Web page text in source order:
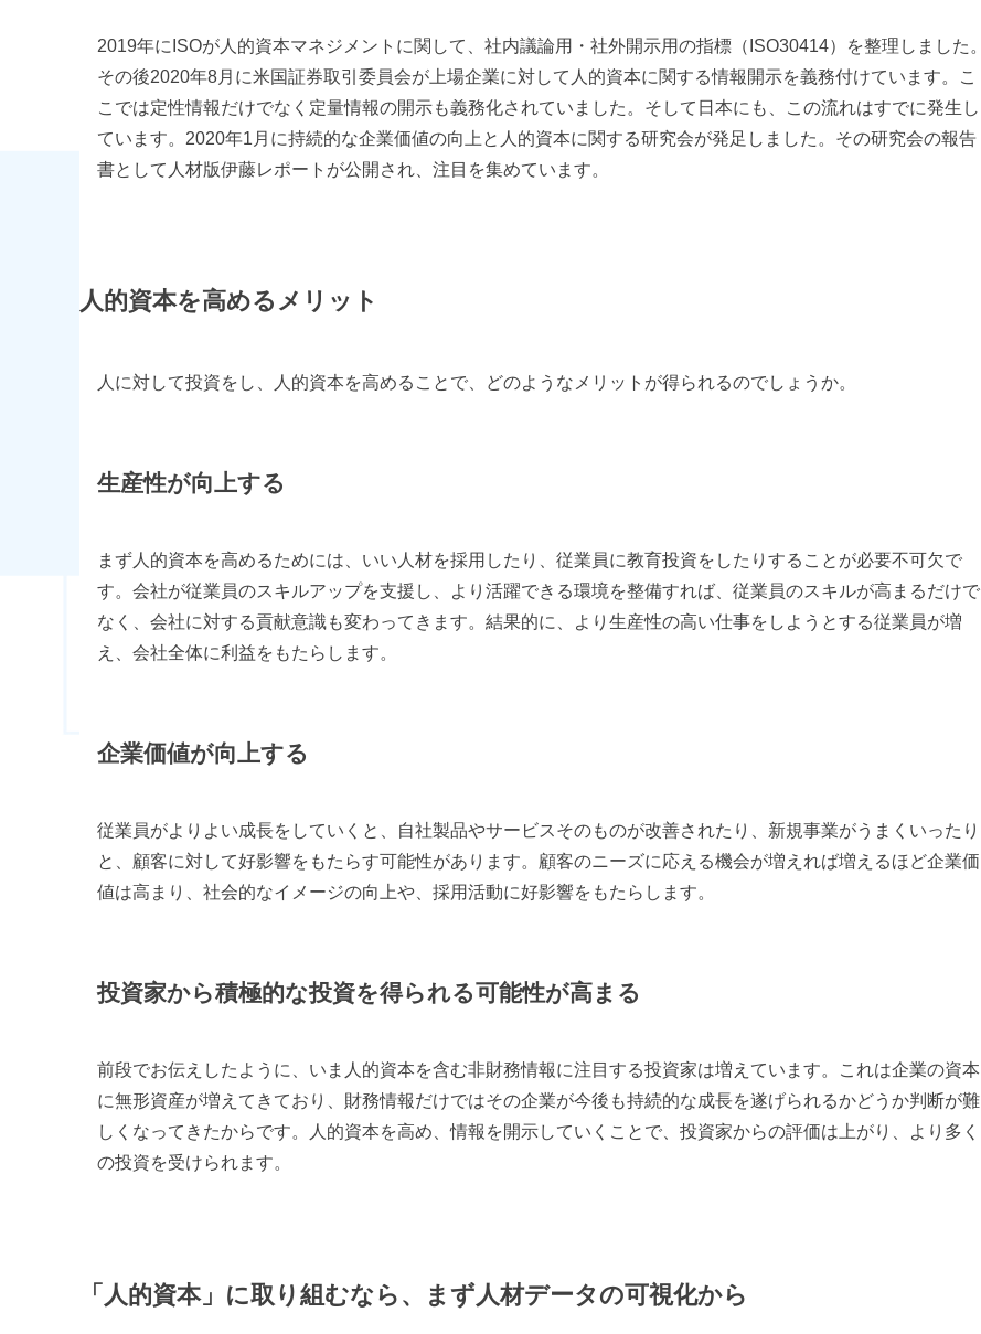
2019年にISOが人的資本マネジメントに関して、社内議論用・社外開示用の指標（ISO30414）を整理しました。
その後2020年8月に米国証券取引委員会が上場企業に対して人的資本に関する情報開示を義務付けています。こ
こでは定性情報だけでなく定量情報の開示も義務化されていました。そして日本にも、この流れはすでに発生し
ています。2020年1月に持続的な企業価値の向上と人的資本に関する研究会が発足しました。その研究会の報告
書として人材版伊藤レポートが公開され、注目を集めています。
人的資本を高めるメリット
人に対して投資をし、人的資本を高めることで、どのようなメリットが得られるのでしょうか。
生産性が向上する
まず人的資本を高めるためには、いい人材を採用したり、従業員に教育投資をしたりすることが必要不可欠で
す。会社が従業員のスキルアップを支援し、より活躍できる環境を整備すれば、従業員のスキルが高まるだけで
なく、会社に対する貢献意識も変わってきます。結果的に、より生産性の高い仕事をしようとする従業員が増
え、会社全体に利益をもたらします。
企業価値が向上する
従業員がよりよい成長をしていくと、自社製品やサービスそのものが改善されたり、新規事業がうまくいったり
と、顧客に対して好影響をもたらす可能性があります。顧客のニーズに応える機会が増えれば増えるほど企業価
値は高まり、社会的なイメージの向上や、採用活動に好影響をもたらします。
投資家から積極的な投資を得られる可能性が高まる
前段でお伝えしたように、いま人的資本を含む非財務情報に注目する投資家は増えています。これは企業の資本
に無形資産が増えてきており、財務情報だけではその企業が今後も持続的な成長を遂げられるかどうか判断が難
しくなってきたからです。人的資本を高め、情報を開示していくことで、投資家からの評価は上がり、より多く
の投資を受けられます。
「人的資本」に取り組むなら、まず人材データの可視化から